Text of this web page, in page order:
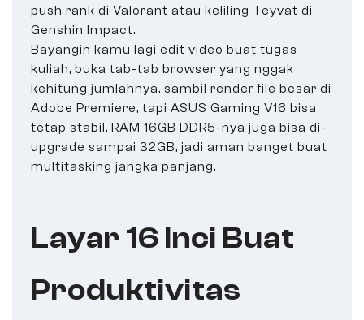
push rank di Valorant atau keliling Teyvat di
Genshin Impact.
Bayangin kamu lagi edit video buat tugas
kuliah, buka tab-tab browser yang nggak
kehitung jumlahnya, sambil render file besar di
Adobe Premiere, tapi ASUS Gaming V16 bisa
tetap stabil. RAM 16GB DDR5-nya juga bisa di-
upgrade sampai 32GB, jadi aman banget buat
multitasking jangka panjang.
Layar 16 Inci Buat
Produktivitas